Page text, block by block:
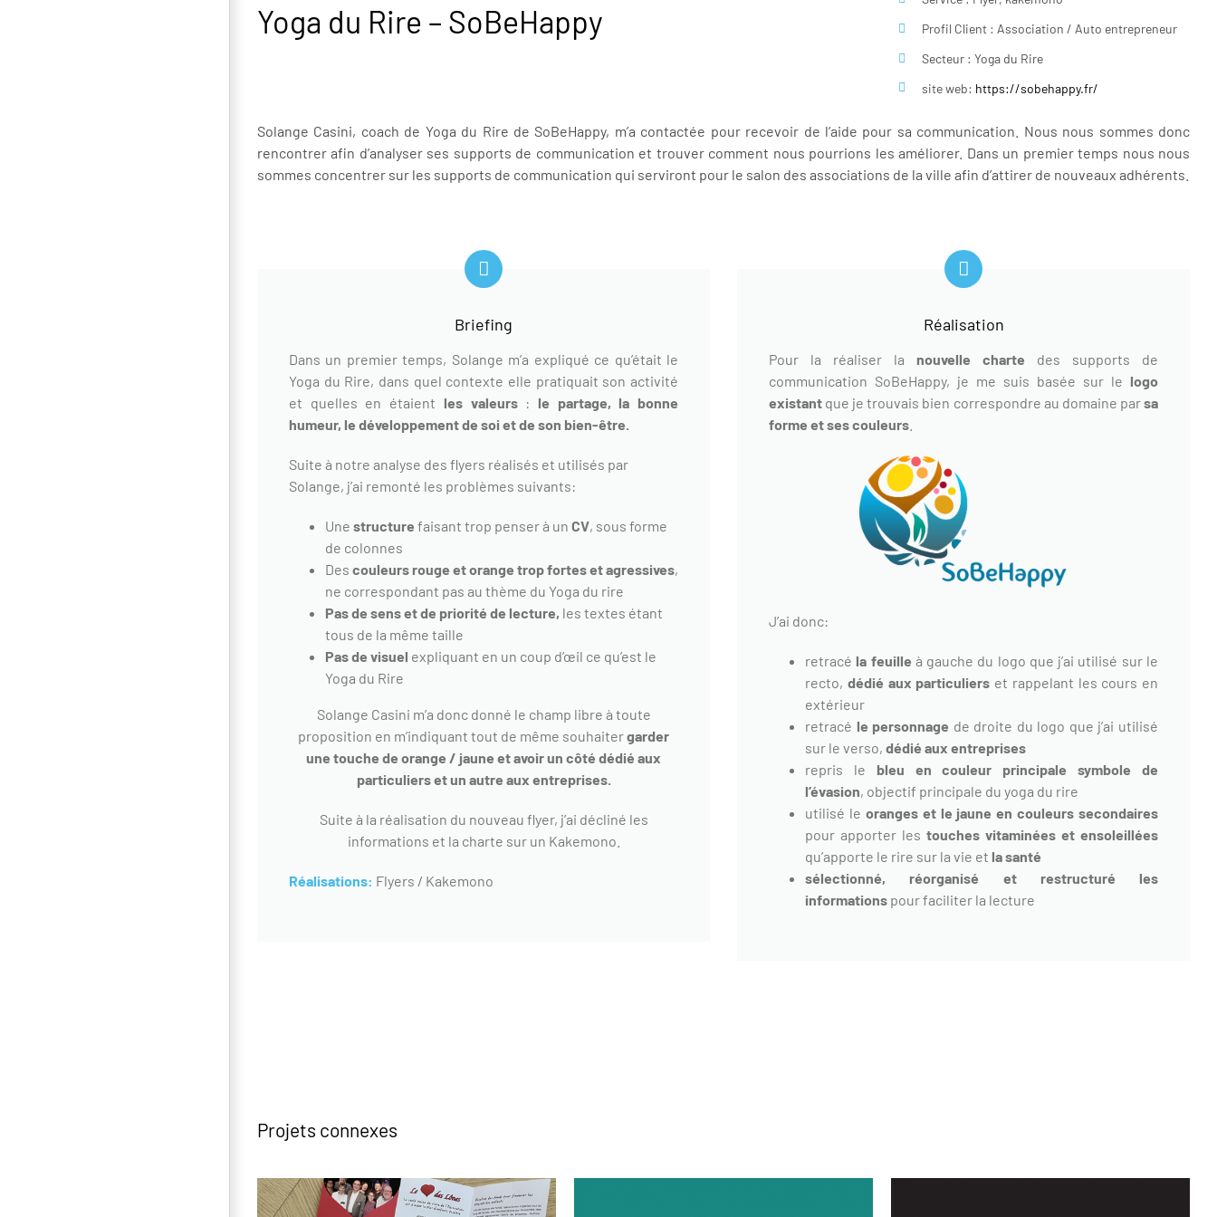
Yoga du Rire – SoBeHappy
Profil Client : Association / Auto entrepreneur
Secteur : Yoga du Rire
site web: https://sobehappy.fr/
Solange Casini, coach de Yoga du Rire de SoBeHappy, m’a contactée pour recevoir de l’aide pour sa communication. Nous nous sommes donc
rencontrer afin d’analyser ses supports de communication et trouver comment nous pourrions les améliorer. Dans un premier temps nous nous
sommes concentrer sur les supports de communication qui serviront pour le salon des associations de la ville afin d’attirer de nouveaux adhérents.
Briefing
Dans un premier temps, Solange m’a expliqué ce qu’était le
Yoga du Rire, dans quel contexte elle pratiquait son activité
et quelles en étaient les valeurs: le partage, la bonne
humeur, le développement de soi et de son bien-être.
Suite à notre analyse des flyers réalisés et utilisés par
Solange, j’ai remonté les problèmes suivants:
Une structure faisant trop penser à un CV, sous forme
de colonnes
Des couleurs rouge et orange trop fortes et agressives,
ne correspondant pas au thème du Yoga du rire
Pas de sens et de priorité de lecture, les textes étant
tous de la même taille
Pas de visuel expliquant en un coup d’œil ce qu’est le
Yoga du Rire
Solange Casini m’a donc donné le champ libre à toute
proposition en m’indiquant tout de même souhaitergarder
une touche de orange / jaune et avoir un côté dédié aux
particuliers et un autre aux entreprises.
Suite à la réalisation du nouveau flyer, j’ai décliné les
informations et la charte sur un Kakemono.
Réalisations: Flyers / Kakemono
Réalisation
Pour la réaliser la nouvelle charte des supports de
communication SoBeHappy, je me suis basée sur le logo
existant que je trouvais bien correspondre au domaine parsa
forme et ses couleurs
J’ai donc:
retracé la feuille à gauche du logo que j’ai utilisé sur le
recto, dédié aux particuliers et rappelant les cours en
extérieur
retracé le personnage de droite du logo que j’ai utilisé
sur le verso, dédié aux entreprises
repris le bleu en couleur principale symbole de
l’évasion, objectif principale du yoga du rire
utilisé le oranges et le jaune en couleurs secondaires
pour apporter les touches vitaminées et ensoleillées
qu’apporte le rire sur la vie et la santé
sélectionné, réorganisé et restructuré les
informations pour faciliter la lecture
Projets connexes